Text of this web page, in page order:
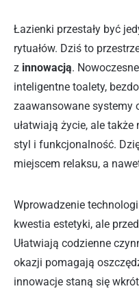
Łazienki przestały być
rytuałów. Dziś to
z innowacją.
inteligentne toalety,
zaawansowane systemy
ułatwiają życie, ale
styl i funkcjonalność.
miejscem relaksu, a
Wprowadzenie
kwestia estetyki, ale
Ułatwiają codzienne
okazji pomagają
innowacje staną się